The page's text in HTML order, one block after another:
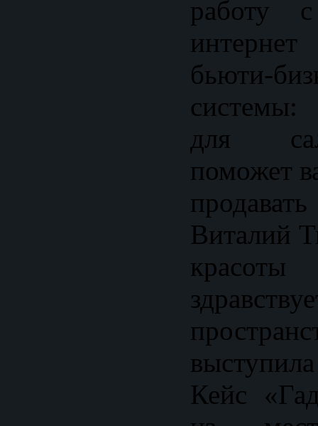
работу
бьюти-
для
поможет
Виталий
Кейс